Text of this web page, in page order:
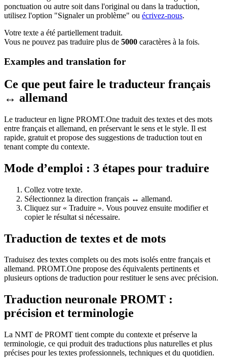
ponctuation ou autre soit dans l'original ou dans la traduction,
utilisez l'option "Signaler un problème" ou écrivez-nous.
Votre texte a été partiellement traduit.
Vous ne pouvez pas traduire plus de 5000 caractères à la fois.
Examples and translation for
Ce que peut faire le traducteur français
↔ allemand
Le traducteur en ligne PROMT.One traduit des textes et des mots
entre français et allemand, en préservant le sens et le style. Il est
rapide, gratuit et propose des suggestions de traduction tout en
tenant compte du contexte.
Mode d’emploi : 3 étapes pour traduire
Collez votre texte.
Sélectionnez la direction français ↔ allemand.
Cliquez sur « Traduire ». Vous pouvez ensuite modifier et
copier le résultat si nécessaire.
Traduction de textes et de mots
Traduisez des textes complets ou des mots isolés entre français et
allemand. PROMT.One propose des équivalents pertinents et
plusieurs options de traduction pour restituer le sens avec précision.
Traduction neuronale PROMT :
précision et terminologie
La NMT de PROMT tient compte du contexte et préserve la
terminologie, ce qui produit des traductions plus naturelles et plus
précises pour les textes professionnels, techniques et du quotidien.